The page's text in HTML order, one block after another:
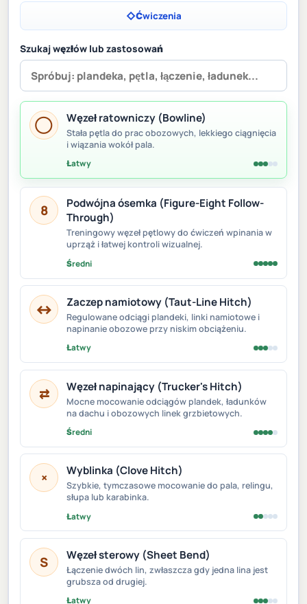
◇Ćwiczenia
Szukaj węzłów lub zastosowań
◯ Węzeł ratowniczy (Bowline)
Stała pętla do prac obozowych, lekkiego ciągnięcia
i wiązania wokół pala.
Łatwy
8
Podwójna ósemka (Figure-Eight Follow-
Through)
Treningowy węzeł pętlowy do ćwiczeń wpinania w
uprząż i łatwej kontroli wizualnej.
Średni
↔ Zaczep namiotowy (Taut-Line Hitch)
Regulowane odciągi plandeki, linki namiotowe i
napinanie obozowe przy niskim obciążeniu.
Łatwy
⇄ Węzeł napinający (Trucker's Hitch)
Mocne mocowanie odciągów plandek, ładunków
na dachu i obozowych linek grzbietowych.
Średni
× Wyblinka (Clove Hitch)
Szybkie, tymczasowe mocowanie do pala, relingu,
słupa lub karabinka.
Łatwy
S Węzeł sterowy (Sheet Bend)
Łączenie dwóch lin, zwłaszcza gdy jedna lina jest
grubsza od drugiej.
Łatwy